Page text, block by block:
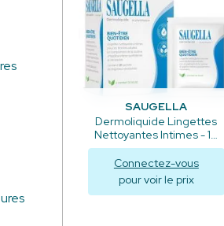
SAUGELLA
Dermoliquide Lingettes
Nettoyantes Intimes - 10
lingettes
Connectez-vous
pour voir le prix